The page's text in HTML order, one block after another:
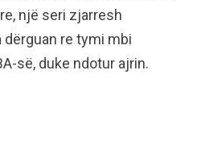
një seri zjarresh
re tymi mbi
së, duke ndotur ajrin.